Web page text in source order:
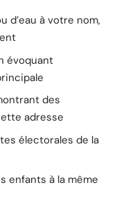
d’eau à votre nom,
évoquant
des
adresse
électorales de la
enfants à la même